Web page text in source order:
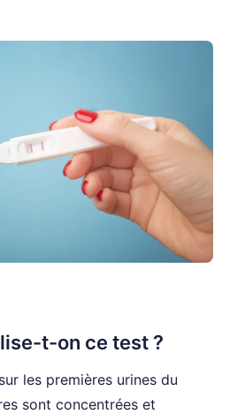
t-on ce test ?
les premières urines du
sont concentrées et